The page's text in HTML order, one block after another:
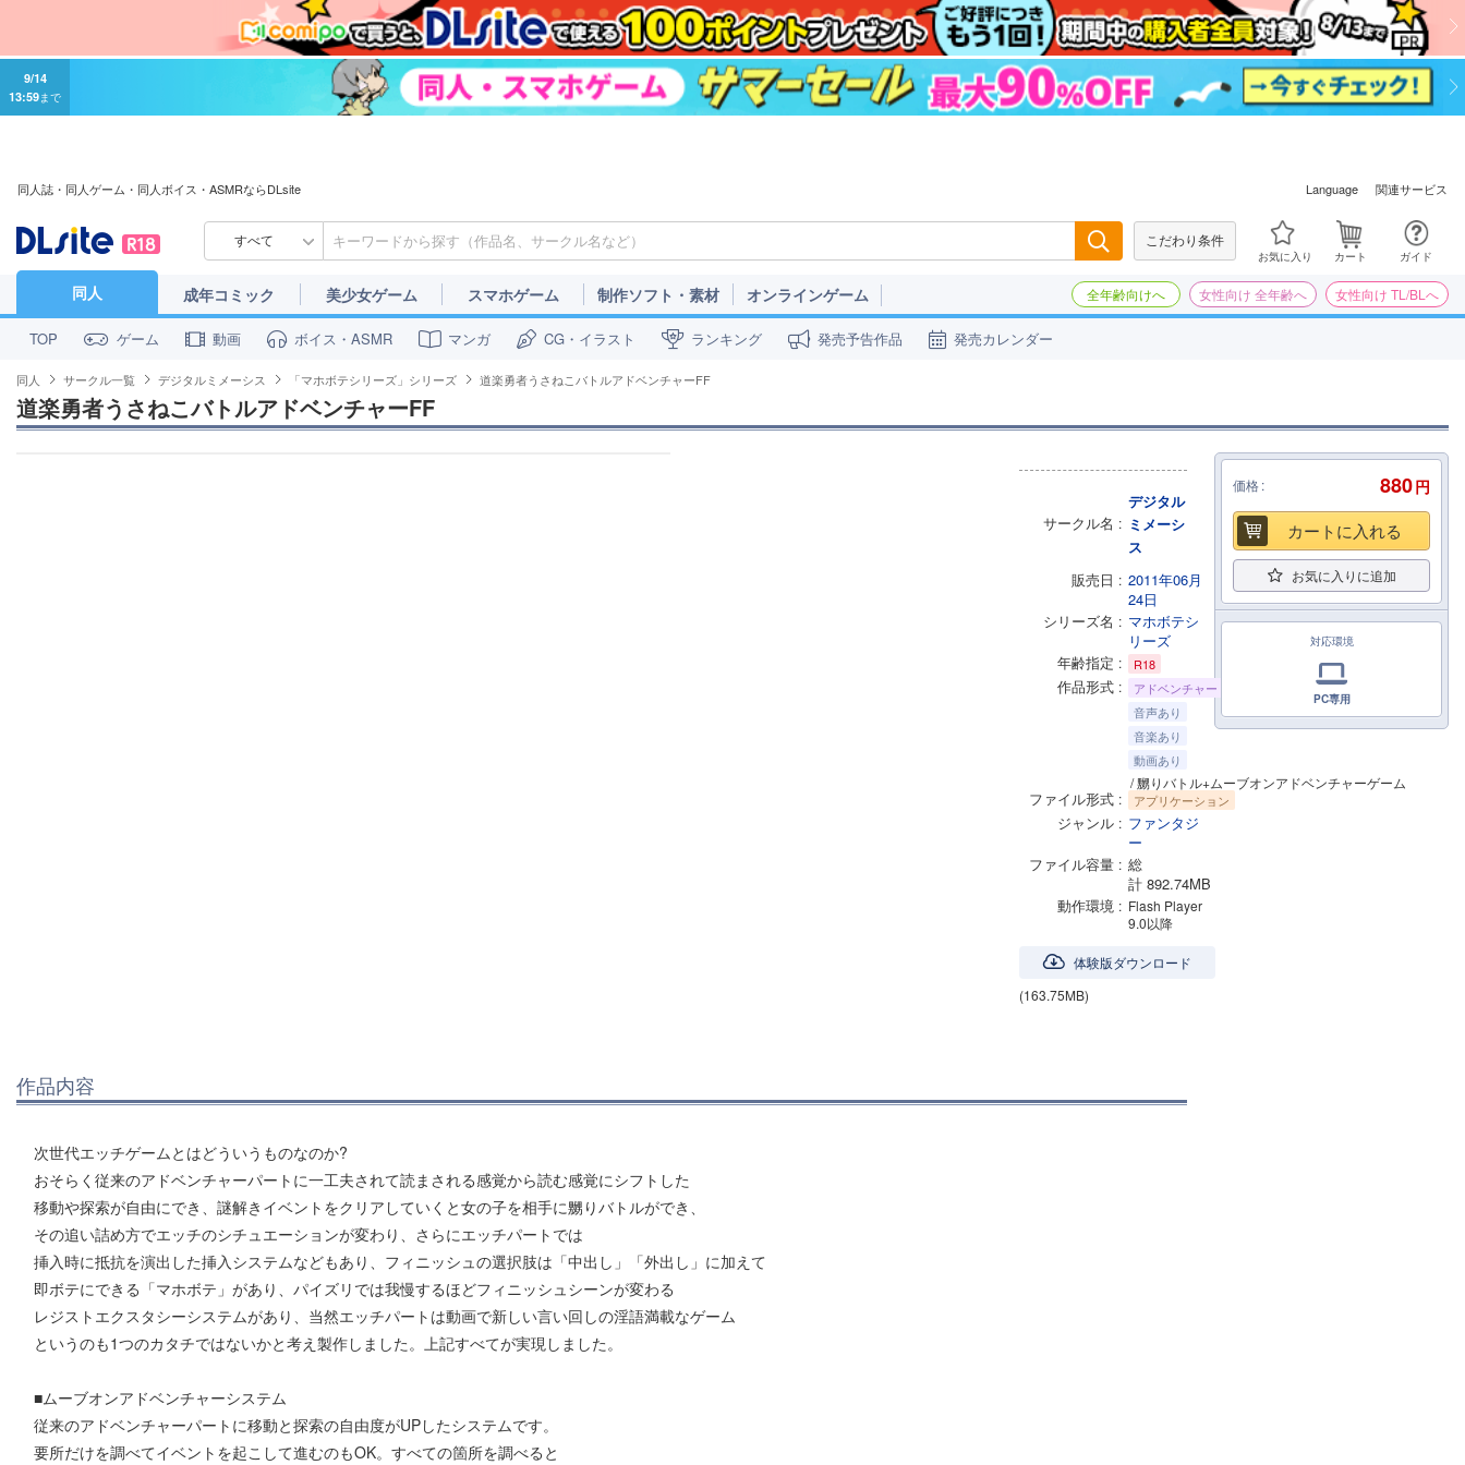
9/14
13:59まで
同人誌・同人ゲーム・同人ボイス・ASMRならDLsite Language 関連サービス
すべて こだわり条件
お気に入り カート ガイド
同人 成年コミック 美少女ゲーム スマホゲーム 制作ソフト・素材 オンラインゲーム 全年齢向けへ 女性向け 全年齢へ 女性向け TL/BLへ
TOP ゲーム 動画 ボイス・ASMR マンガ CG・イラスト ランキング 発売予告作品 発売カレンダー
同人 サークル一覧 デジタルミメーシス 「マホボテシリーズ」シリーズ 道楽勇者うさねこバトルアドベンチャーFF
道楽勇者うさねこバトルアドベンチャーFF
サークル名
デジタル
ミメーシ
ス
販売日
2011年06月
24日
シリーズ名
マホボテシ
リーズ
年齢指定
R18
作品形式
アドベンチャー
音声あり
音楽あり
動画あり
/ 嬲りバトル+ムーブオンアドベンチャーゲーム
ファイル形式 アプリケーション
ジャンル
ファンタジ
ー
ファイル容量
総
計 892.74MB
動作環境
Flash Player
9.0以降
体験版ダウンロード
(163.75MB)
作品内容
次世代エッチゲームとはどういうものなのか?
おそらく従来のアドベンチャーパートに一工夫されて読まされる感覚から読む感覚にシフトした
移動や探索が自由にでき、謎解きイベントをクリアしていくと女の子を相手に嬲りバトルができ、
その追い詰め方でエッチのシチュエーションが変わり、さらにエッチパートでは
挿入時に抵抗を演出した挿入システムなどもあり、フィニッシュの選択肢は「中出し」「外出し」に加えて
即ボテにできる「マホボテ」があり、パイズリでは我慢するほどフィニッシュシーンが変わる
レジストエクスタシーシステムがあり、当然エッチパートは動画で新しい言い回しの淫語満載なゲーム
というのも1つのカタチではないかと考え製作しました。上記すべてが実現しました。
■ムーブオンアドベンチャーシステム
従来のアドベンチャーパートに移動と探索の自由度がUPしたシステムです。
要所だけを調べてイベントを起こして進むのもOK。すべての箇所を調べると
価格 880円
カートに入れる
お気に入りに追加
対応環境
PC専用